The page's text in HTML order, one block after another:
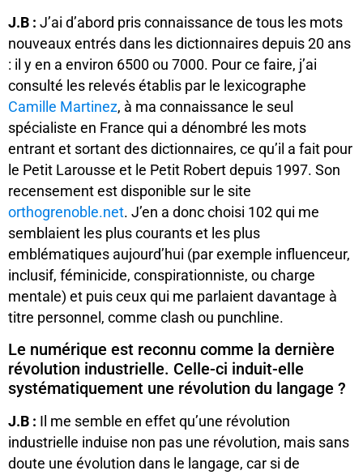
J.B : J’ai d’abord pris connaissance de tous les mots
nouveaux entrés dans les dictionnaires depuis 20 ans
: il y en a environ 6500 ou 7000. Pour ce faire, j’ai
consulté les relevés établis par le lexicographe
Camille Martinez, à ma connaissance le seul
spécialiste en France qui a dénombré les mots
entrant et sortant des dictionnaires, ce qu’il a fait pour
le Petit Larousse et le Petit Robert depuis 1997. Son
recensement est disponible sur le site
orthogrenoble.net. J’en a donc choisi 102 qui me
semblaient les plus courants et les plus
emblématiques aujourd’hui (par exemple influenceur,
inclusif, féminicide, conspirationniste, ou charge
mentale) et puis ceux qui me parlaient davantage à
titre personnel, comme clash ou punchline.
Le numérique est reconnu comme la dernière
révolution industrielle. Celle-ci induit-elle
systématiquement une révolution du langage ?
J.B : Il me semble en effet qu’une révolution
industrielle induise non pas une révolution, mais sans
doute une évolution dans le langage, car si de